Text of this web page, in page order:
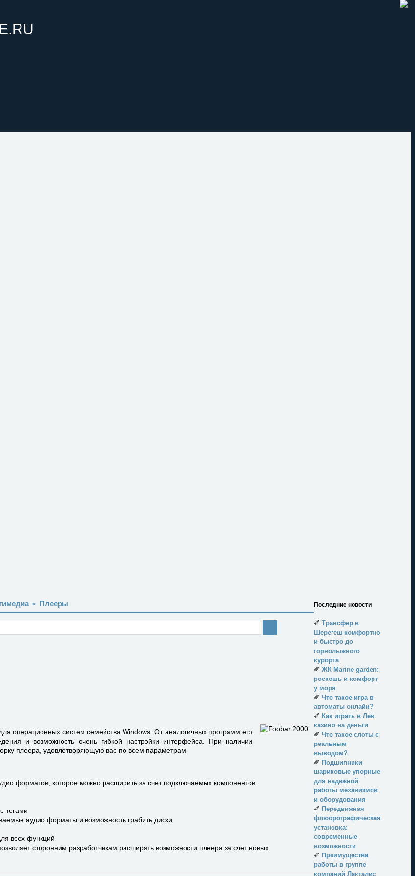
» Плееры
операционных систем семейства Windows. От аналогичных программ его
и возможность очень гибкой настройки интерфейса. При наличии
плеера, удовлетворяющую вас по всем параметрам.
форматов, которое можно расширить за счет подключаемых компонентов
тегами
аудио форматы и возможность грабить диски
всех функций
сторонним разработчикам расширять возможности плеера за счет новых
Последние новости
✐ Трансфер в
Шерегеш комфортно
и быстро до
горнолыжного
курорта
✐ ЖК Marine garden:
роскошь и комфорт
у моря
✐ Что такое игра в
автоматы онлайн?
✐ Как играть в Лев
казино на деньги
✐ Что такое слоты с
реальным
выводом?
✐ Подшипники
шариковые упорные
для надежной
работы механизмов
и оборудования
✐ Передвижная
флюорографическая
установка:
современные
возможности
✐ Преимущества
работы в группе
компаний Лакталис